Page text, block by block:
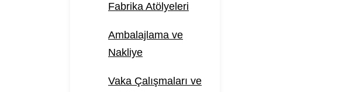
Fabrika Atölyeleri
Ambalajlama ve
Nakliye
Vaka Çalışmaları ve